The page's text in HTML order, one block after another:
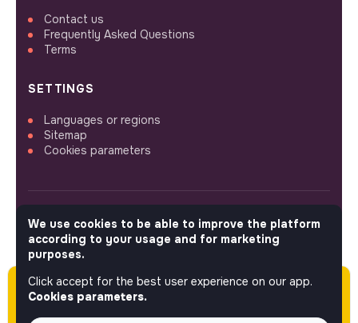
Please note this job was posted over 60 days
ago (05-18-2026) and may or may not have
Contact us
Frequently Asked Questions
Terms
SETTINGS
Languages or regions
Sitemap
Cookies parameters
FOLLOW US
© 2026 jobs that makesense.
We use cookies to be able to improve the platform
according to your usage and for marketing
purposes.
Click accept for the best user experience on our app.
Cookies parameters.